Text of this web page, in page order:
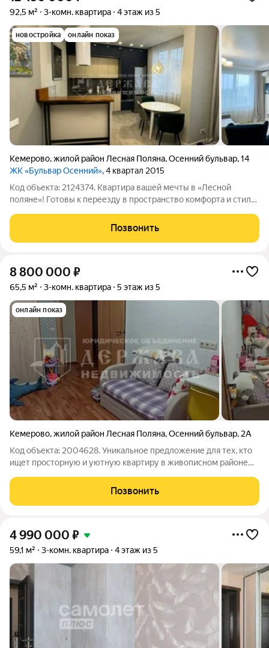
92,5 м² 3-комн. квартира 4 этаж из 5
новостройка онлайн показ
Кемерово,жилой район Лесная Поляна,Осенний бульвар,14
ЖК «Бульвар Осенний», 4 квартал 2015
Код объекта: 2124374. Квартира вашей мечты в «Лесной
поляне»! Готовы к переезду в пространство комфорта и стиля?
кв.м. ДЕТСКАЯ-11.6 кв.м. ПРИХОЖАЯ-11 кв.м. Евроремонт
премиум-класса
Позвонить
8 800 000 ₽
65,5 м² 3-комн. квартира 5 этаж из 5
онлайн показ
Кемерово,жилой район Лесная Поляна,Осенний бульвар, 2А
Код объекта: 2004628. Уникальное предложение для тех, кто
ищет просторную и уютную квартиру в живописном районе
кв. м на Осеннем бульваре, 2А в жилом районе Лесная Поляна.
Квартира расположена
Позвонить
4 990 000 ₽
59,1 м² 3-комн. квартира 4 этаж из 5